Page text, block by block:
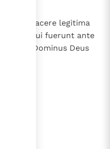
Nolite facere legitima
hi, qui fuerunt ante
Ego Dominus Deus